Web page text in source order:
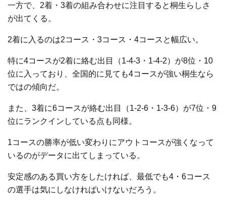
一方で、2着・3着の組み合わせに注目すると桐生らしさ
が出てくる。
2着に入るのは2コース・3コース・4コースと幅広い。
特に4コースが2着に絡む出目（1-4-3・1-4-2）が8位・10
位に入っており、全国的に見ても4コースが強い桐生なら
ではの傾向だ。
また、3着に6コースが絡む出目（1-2-6・1-3-6）が7位・9
位にランクインしている点も同様。
1コースの勝率が低い変わりにアウトコースが強くなって
いるのがデータに出てしまっている。
安定感のある買い方をしたければ、最低でも4・6コース
の選手は気にしなければいけないだろう。